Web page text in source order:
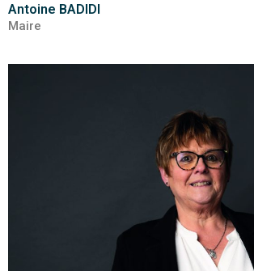
Antoine BADIDI
Maire